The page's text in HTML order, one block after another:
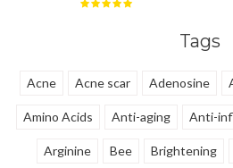
huid. 5 black super food vol met
en verzacht.
Tags
Acne Acne scar Adenosine
Amino Acids Anti-aging Anti-
Arginine Bee Brightening